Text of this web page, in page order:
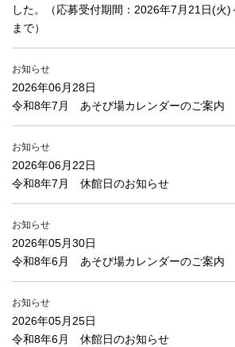
した。（応募受付期間：2026年7月21日(火
まで）
お知らせ
2026年06月28日
令和8年7月 あそび場カレンダーのご案内
お知らせ
2026年06月22日
令和8年7月 休館日のお知らせ
お知らせ
2026年05月30日
令和8年6月 あそび場カレンダーのご案内
お知らせ
2026年05月25日
令和8年6月 休館日のお知らせ